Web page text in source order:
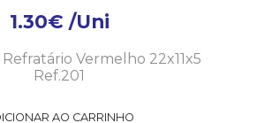
1.30€ /Uni
Vermelho 22x11x5
Ref.201
AO CARRINHO